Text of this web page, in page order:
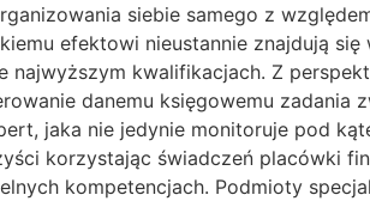
siebie samego z
efektowi nieustannie znajdują
kwalifikacjach. Z
danemu księgowemu zadania
jaka nie jedynie monitoruje pod
korzystając świadczeń placówki
kompetencjach. Podmioty